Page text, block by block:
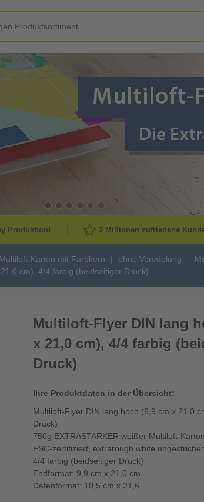
Produktion! 2 Millionen zufriedene
Multiloft-Karten mit Farbkern ohne Veredelung
cm), 4/4 farbig (beidseitiger Druck)
Multiloft-Flyer DIN lang
x 21,0 cm), 4/4 farbig
Druck)
Ihre Produktdaten in der Übersicht:
Multiloft-Flyer DIN lang hoch (9,9 cm x 21,0
Druck)
750g EXTRASTARKER weißer Multiloft-
FSC-zertifiziert, extrarough white
4/4 farbig (beidseitiger Druck)
Endformat: 9,9 cm x 21,0 cm
Datenformat: 10,5 cm x 21,6...